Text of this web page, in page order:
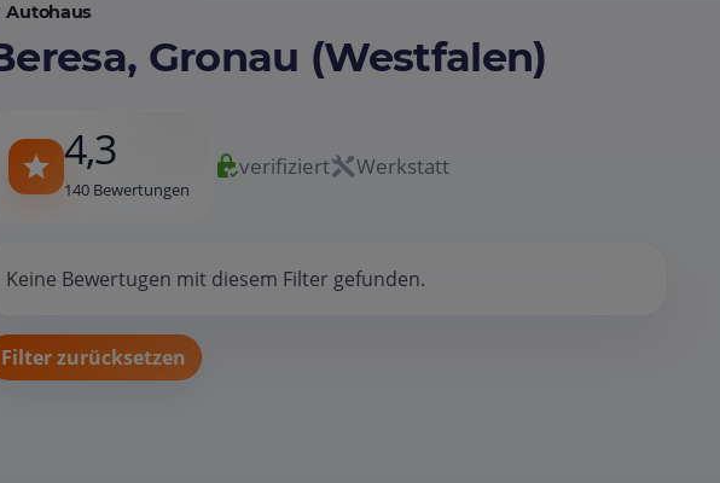
Autohaus
Gronau (Westfalen)
4,3
140 Bewertungen
verifiziert Werkstatt
Keine Bewertugen mit diesem Filter gefunden.
Filter zurücksetzen